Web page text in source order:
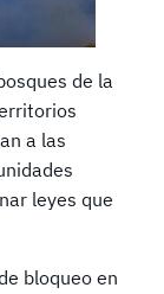
de la
a las
leyes que
bloqueo en